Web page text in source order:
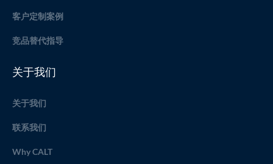
客户定制案例
竞品替代指导
关于我们
关于我们
联系我们
Why CALT